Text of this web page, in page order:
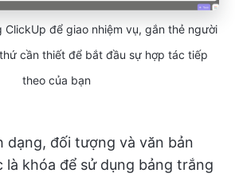
ClickUp để giao nhiệm vụ, gắn thẻ người
cần thiết để bắt đầu sự hợp tác tiếp
theo của bạn
dạng, đối tượng và văn bản
là khóa để sử dụng bảng trắng